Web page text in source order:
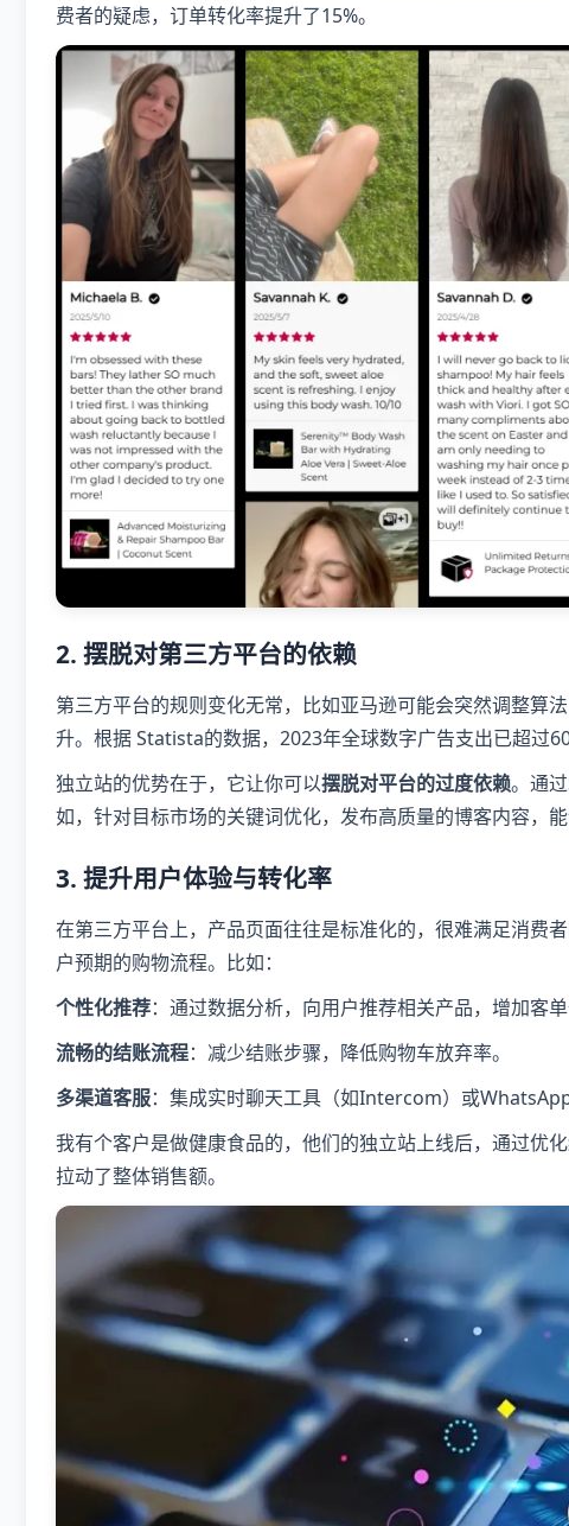
费者的疑虑，订单转化率提升了15%。
2. 摆脱对第三方平台的依赖
第三方平台的规则变化无常，比如亚马逊可能会突然调整算
升。根据 Statista的数据，2023年全球数字广告支出已超过
独立站的优势在于，它让你可以摆脱对平台的过度依赖。通
如，针对目标市场的关键词优化，发布高质量的博客内容，
3. 提升用户体验与转化率
在第三方平台上，产品页面往往是标准化的，很难满足消费
户预期的购物流程。比如：
个性化推荐：通过数据分析，向用户推荐相关产品，增加客单
流畅的结账流程：减少结账步骤，降低购物车放弃率。
多渠道客服：集成实时聊天工具（如Intercom）或
我有个客户是做健康食品的，他们的独立站上线后，通过优
拉动了整体销售额。